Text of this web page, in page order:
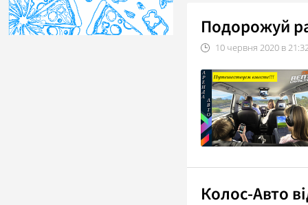
Подорожуй
10 червня 2020 в
Колос-Авто